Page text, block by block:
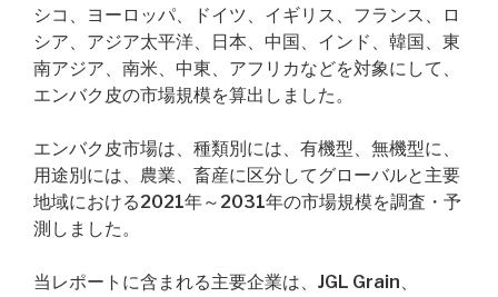
シコ、ヨーロッパ、ドイツ、イギリス、フランス、ロ
シア、アジア太平洋、日本、中国、インド、韓国、東
南アジア、南米、中東、アフリカなどを対象にして、
エンバク皮の市場規模を算出しました。
エンバク皮市場は、種類別には、有機型、無機型に、
用途別には、農業、畜産に区分してグローバルと主要
地域における2021年～2031年の市場規模を調査・予
測しました。
当レポートに含まれる主要企業は、JGL Grain、